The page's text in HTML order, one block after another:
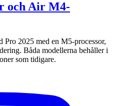
och Air M4-
Pro 2025 med en M5-processor,
Båda modellerna behåller i
som tidigare.